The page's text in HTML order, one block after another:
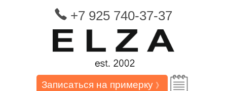
+7 925 740-37-37
Записаться на примерку 》